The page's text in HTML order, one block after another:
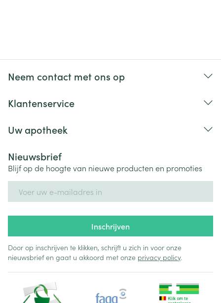
Neem contact met ons op
Klantenservice
Uw apotheek
Nieuwsbrief
Blijf op de hoogte van nieuwe producten en promoties
Inschrijven
Door op inschrijven te klikken, schrijft u zich in voor onze
nieuwsbrief en gaat u akkoord met onze privacy policy.